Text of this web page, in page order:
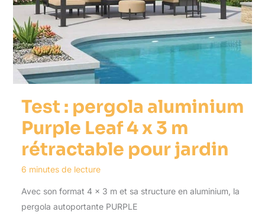
Test : pergola aluminium
Purple Leaf 4 x 3 m
rétractable pour jardin
6 minutes de lecture
Avec son format 4 x 3 m et sa structure en aluminium, la
pergola autoportante PURPLE